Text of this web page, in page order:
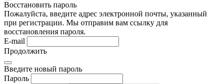
Восстановить пароль
Пожалуйста, введите адрес электронной почты, указанный
при регистрации. Мы отправим вам ссылку для
восстановления пароля.
E-mail
Продолжить
Введите новый пароль
Пароль